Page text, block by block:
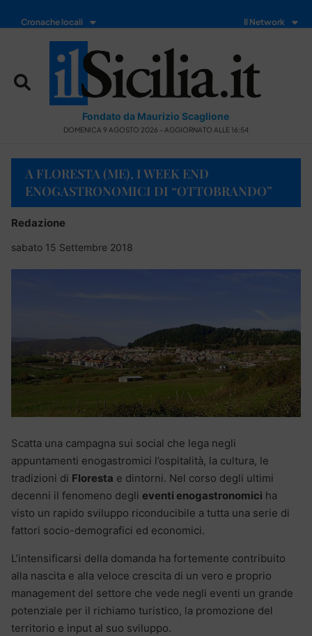
Cronache locali Il Network
Fondato da Maurizio Scaglione
DOMENICA 9 AGOSTO 2026 - AGGIORNATO ALLE 16:54
A FLORESTA (ME), I WEEK END
ENOGASTRONOMICI DI “OTTOBRANDO”
Redazione
sabato 15 Settembre 2018
Scatta una campagna sui social che lega negli
appuntamenti enogastromici l’ospitalità, la cultura, le
tradizioni di Floresta e dintorni. Nel corso degli ultimi
decenni il fenomeno degli eventi enogastronomici ha
visto un rapido sviluppo riconducibile a tutta una serie di
fattori socio-demografici ed economici.
L’intensificarsi della domanda ha fortemente contribuito
alla nascita e alla veloce crescita di un vero e proprio
management del settore che vede negli eventi un grande
potenziale per il richiamo turistico, la promozione del
territorio e input al suo sviluppo.